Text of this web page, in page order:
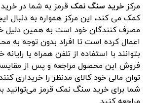
مرکزخرید سنگ نمک قرمز به شما در
کمک می کند، این مرکز همواره به دنبال
مصرف کنندگان خود است به همین دلیل
اعمال کرده است تا افراد بدون توجه به
بتوانند با استفاده از تلفن همراه یا
فروش این محصول مراجعه و پس از
توان مالی خود کالای مدنظر را خریداری
شما برای خرید سنگ نمک قرمز